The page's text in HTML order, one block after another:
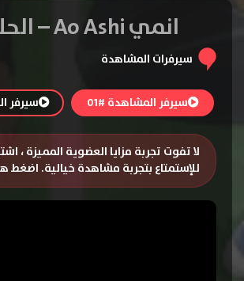
انمي Ao Ashi – الحلقة 9
سيرفرات المشاهدة
سيرفر المشاهدة #01 سيرفر
لا تفوت تجربة مزايا العضوية المميزة ،
للإستمتاع بتجربة مشاهدة خيالية. اضغط